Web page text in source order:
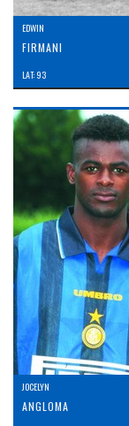
EDWIN
FIRMANI
LAT: 93
JOCELYN
ANGLOMA